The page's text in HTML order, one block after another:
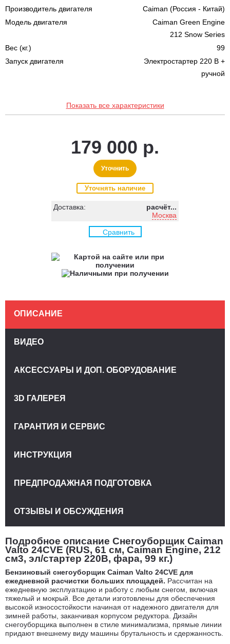
Производитель двигателя
Caiman (Россия - Китай)
Модель двигателя
Caiman Green Engine
212 Snow Series
Вес (кг.)
99
Запуск двигателя
Электростартер 220 В +
ручной
Показать все характеристики
179 000 р.
Уточнить
Уточнять наличие
Доставка:
расчёт...
Москва
Сравнить
Подробное описание Снегоуборщик Caiman
Valto 24CVE (RUS, 61 см, Caiman Engine, 212
см3, эл/стартер 220В, фара, 99 кг.)
Бензиновый снегоуборщик Caiman Valto 24CVE для
ежедневной расчистки больших площадей. Рассчитан на
ежедневную эксплуатацию и работу с любым снегом, включая
тяжелый и мокрый. Все детали изготовлены для обеспечения
высокой износостойкости начиная от надежного двигателя для
зимней работы, заканчивая корпусом редуктора. Дизайн
снегоуборщика выполнен в стиле минимализма, прямые линии
придают внешнему виду машины брутальность и сдержанность.
ОПИСАНИЕ
ВИДЕО
АКСЕССУАРЫ И ДОП. ОБОРУДОВАНИЕ
3D ГАЛЕРЕЯ
ГАРАНТИЯ И СЕРВИС
ИНСТРУКЦИЯ
ПРЕДПРОДАЖНАЯ ПОДГОТОВКА
ОТЗЫВЫ И ОБСУЖДЕНИЯ